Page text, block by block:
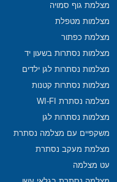
מצלמת גוף סמויה
מצלמות מטפלת
מצלמת כפתור
מצלמות נסתרות בשעון יד
מצלמות נסתרות לגן ילדים
מצלמות נסתרות קטנות
מצלמה נסתרת WI-FI
מצלמות נסתרות לגן
משקפיים עם מצלמה נסתרת
מצלמת מעקב נסתרת
עט מצלמה